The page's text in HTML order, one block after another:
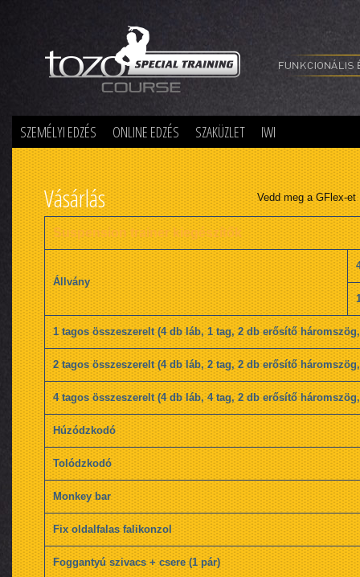
Special Training
SZEMÉLYI EDZÉS ONLINE EDZÉS SZAKÜZLET IWI
Vásárlás Vedd meg a GFlex-et
Suspension trainer kiegészítők
Állvány
1 tagos összeszerelt (4 db láb, 1 tag, 2 db erősítő
2 tagos összeszerelt (4 db láb, 2 tag, 2 db erősítő
4 tagos összeszerelt (4 db láb, 4 tag, 2 db erősítő
Húzódzkodó
Tolódzkodó
Monkey bar
Fix oldalfalas falikonzol
Foggantyú szivacs + csere (1 pár)